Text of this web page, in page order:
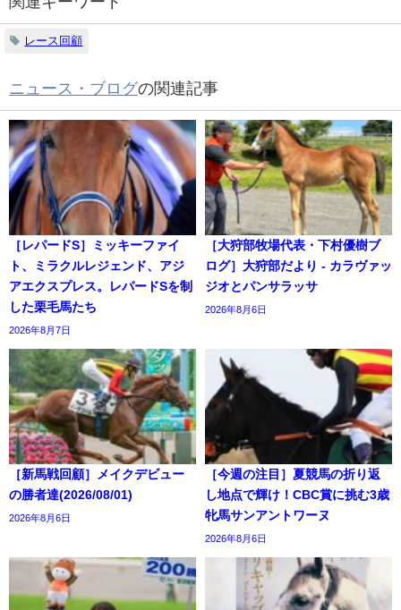
レース回顧
ニュース・ブログの関連記事
［レパードS］ミッキーファイ
ト、ミラクルレジェンド、アジ
アエクスプレス。レパードSを制
した栗毛馬たち
2026年8月7日
［大狩部牧場代表・下村優樹ブ
ログ］大狩部だより - カラヴァッ
ジオとパンサラッサ
2026年8月6日
［新馬戦回顧］メイクデビュー
の勝者達(2026/08/01)
2026年8月6日
［今週の注目］夏競馬の折り返
し地点で輝け！CBC賞に挑む3歳
牝馬サンアントワーヌ
2026年8月6日